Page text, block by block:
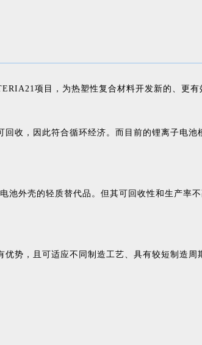
项目，为热塑性复合材料开发新的、更有
收，因此符合循环经济。而目前的锂离子电
池外壳的轻质替代品。但其可回收性和生产率
势，且可适应不同制造工艺、具有较短制造